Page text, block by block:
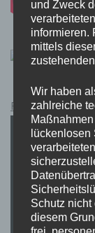
Pokémon
und Zweck
informieren.
mittels
Wir haben
zahlreiche
Schutz nicht
diesem